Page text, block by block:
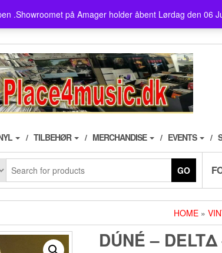
.Showroomet på Amager holder åbent Lørdag den 06
på Amager ,
parkering i 3
TILBEHØR MERCHANDISE EVENTS
GO
HOME »
DÚNÉ –